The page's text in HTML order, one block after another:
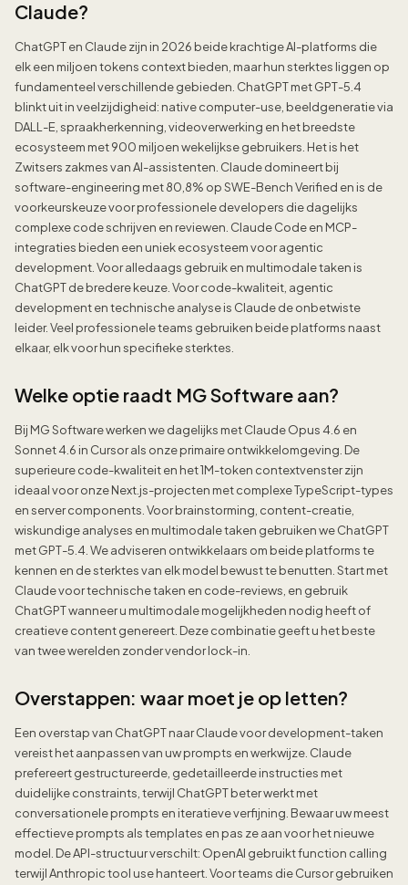
Claude?
ChatGPT en Claude zijn in 2026 beide krachtige AI-platforms die
elk een miljoen tokens context bieden, maar hun sterktes liggen op
fundamenteel verschillende gebieden. ChatGPT met GPT-5.4
blinkt uit in veelzijdigheid: native computer-use, beeldgeneratie via
DALL-E, spraakherkenning, videoverwerking en het breedste
ecosysteem met 900 miljoen wekelijkse gebruikers. Het is het
Zwitsers zakmes van AI-assistenten. Claude domineert bij
software-engineering met 80,8% op SWE-Bench Verified en is de
voorkeurskeuze voor professionele developers die dagelijks
complexe code schrijven en reviewen. Claude Code en MCP-
integraties bieden een uniek ecosysteem voor agentic
development. Voor alledaags gebruik en multimodale taken is
ChatGPT de bredere keuze. Voor code-kwaliteit, agentic
development en technische analyse is Claude de onbetwiste
leider. Veel professionele teams gebruiken beide platforms naast
elkaar, elk voor hun specifieke sterktes.
Welke optie raadt MG Software aan?
Bij MG Software werken we dagelijks met Claude Opus 4.6 en
Sonnet 4.6 in Cursor als onze primaire ontwikkelomgeving. De
superieure code-kwaliteit en het 1M-token contextvenster zijn
ideaal voor onze Next.js-projecten met complexe TypeScript-types
en server components. Voor brainstorming, content-creatie,
wiskundige analyses en multimodale taken gebruiken we ChatGPT
met GPT-5.4. We adviseren ontwikkelaars om beide platforms te
kennen en de sterktes van elk model bewust te benutten. Start met
Claude voor technische taken en code-reviews, en gebruik
ChatGPT wanneer u multimodale mogelijkheden nodig heeft of
creatieve content genereert. Deze combinatie geeft u het beste
van twee werelden zonder vendor lock-in.
Overstappen: waar moet je op letten?
Een overstap van ChatGPT naar Claude voor development-taken
vereist het aanpassen van uw prompts en werkwijze. Claude
prefereert gestructureerde, gedetailleerde instructies met
duidelijke constraints, terwijl ChatGPT beter werkt met
conversationele prompts en iteratieve verfijning. Bewaar uw meest
effectieve prompts als templates en pas ze aan voor het nieuwe
model. De API-structuur verschilt: OpenAI gebruikt function calling
terwijl Anthropic tool use hanteert. Voor teams die Cursor gebruiken